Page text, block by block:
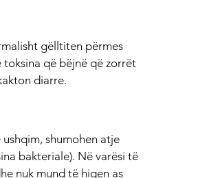
gëlltiten përmes
që bëjnë që zorrët
diarre.
shumohen atje
bakteriale). Në varësi të
nuk mund të hiqen as